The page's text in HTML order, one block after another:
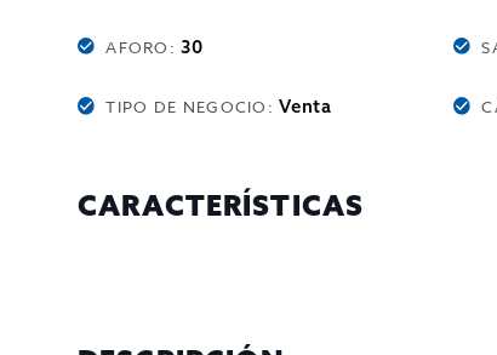
AFORO:30
TIPO DE NEGOCIO:Venta
CARACTERÍSTICAS